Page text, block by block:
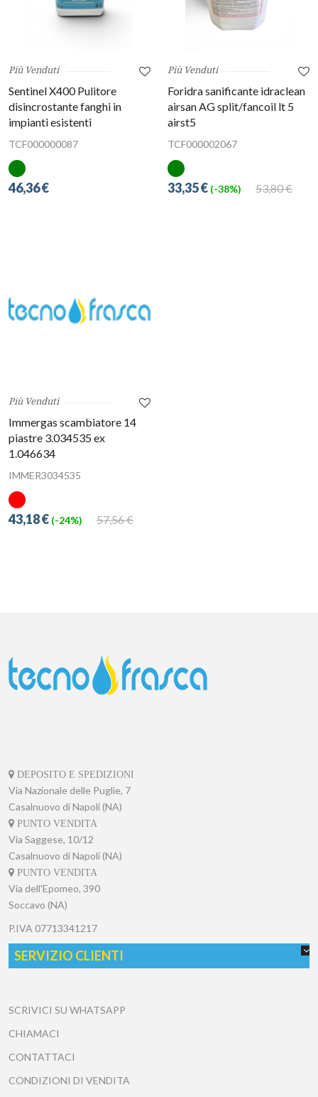
Più Venduti
Sentinel X400 Pulitore
disincrostante fanghi in
impianti esistenti
TCF000000087
46,36 €
Più Venduti
Foridra sanificante idraclean
airsan AG split/fancoil lt 5
airst5
TCF000002067
53,80 €
33,35 € (-38%)
Più Venduti
Immergas scambiatore 14
piastre 3.034535 ex
1.046634
IMMER3034535
57,56 €
43,18 € (-24%)
DEPOSITO E SPEDIZIONI
Via Nazionale delle Puglie, 7
Casalnuovo di Napoli (NA)
PUNTO VENDITA
Via Saggese, 10/12
Casalnuovo di Napoli (NA)
PUNTO VENDITA
Via dell'Epomeo, 390
Soccavo (NA)
P.IVA 07713341217
SERVIZIO CLIENTI
SCRIVICI SU WHATSAPP
CHIAMACI
CONTATTACI
CONDIZIONI DI VENDITA